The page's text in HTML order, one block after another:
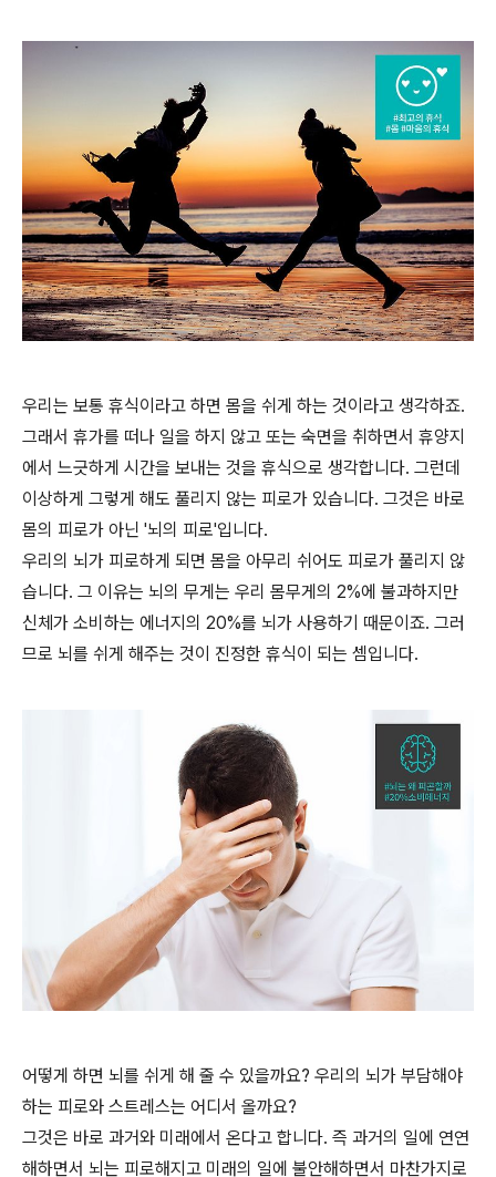
우리는 보통 휴식이라고 하면 몸을 쉬게 하는 것이라고 생각하죠.
그래서 휴가를 떠나 일을 하지 않고 또는 숙면을 취하면서 휴양지
에서 느긋하게 시간을 보내는 것을 휴식으로 생각합니다. 그런데
이상하게 그렇게 해도 풀리지 않는 피로가 있습니다. 그것은 바로
몸의 피로가 아닌 '뇌의 피로'입니다.
우리의 뇌가 피로하게 되면 몸을 아무리 쉬어도 피로가 풀리지 않
습니다. 그 이유는 뇌의 무게는 우리 몸무게의 2%에 불과하지만
신체가 소비하는 에너지의 20%를 뇌가 사용하기 때문이죠. 그러
므로 뇌를 쉬게 해주는 것이 진정한 휴식이 되는 셈입니다.
어떻게 하면 뇌를 쉬게 해 줄 수 있을까요? 우리의 뇌가 부담해야
하는 피로와 스트레스는 어디서 올까요?
그것은 바로 과거와 미래에서 온다고 합니다. 즉 과거의 일에 연연
해하면서 뇌는 피로해지고 미래의 일에 불안해하면서 마찬가지로